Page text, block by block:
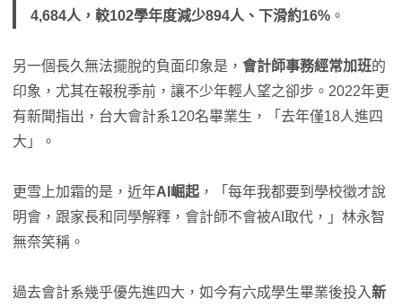
4,684人，較102學年度減少894人、下滑約16% 。
另一個長久無法擺脫的負面印象是， 會計師事務經常加班的
印象，尤其在報稅季前，讓不少年輕人望之卻步。2022年更
有新聞指出，台大會計系120名畢業生，「去年僅18人進四
大」。
更雪上加霜的是，近年AI崛起 ，「每年我都要到學校徵才說
明會，跟家長和同學解釋，會計師不會被AI取代，」林永智
無奈笑稱。
過去會計系幾乎優先進四大，如今有六成學生畢業後投入新